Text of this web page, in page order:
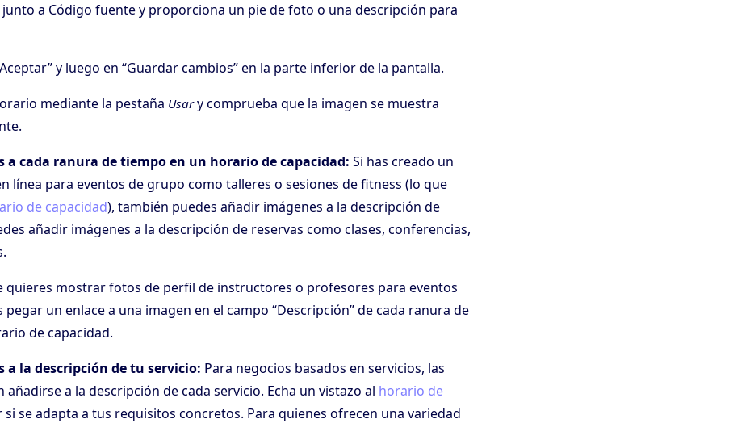
junto a Código fuente y proporciona un pie de foto o una descripción para
y luego en “Guardar cambios” en la parte inferior de la pantalla.
mediante la pestaña Usary comprueba que la imagen se muestra
a cada ranura de tiempo en un horario de capacidad: Si has creado un
línea para eventos de grupo como talleres o sesiones de fitness (lo que
de capacidad), también puedes añadir imágenes a la descripción de
añadir imágenes a la descripción de reservas como clases, conferencias,
quieres mostrar fotos de perfil de instructores o profesores para eventos
un enlace a una imagen en el campo “Descripción” de cada ranura de
de capacidad.
a la descripción de tu servicio: Para negocios basados en servicios, las
añadirse a la descripción de cada servicio. Echa un vistazo al horario de
si se adapta a tus requisitos concretos. Para quienes ofrecen una variedad